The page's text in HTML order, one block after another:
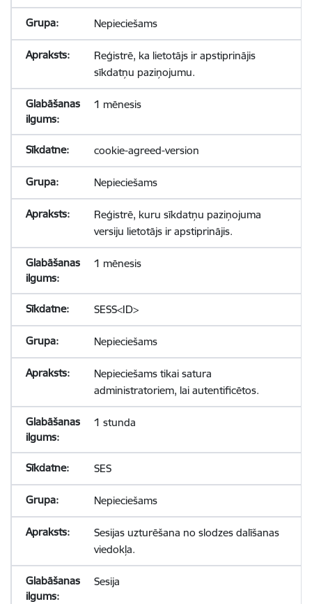
Nepieciešams
Reģistrē, ka lietotājs ir apstiprinājis
sīkdatņu paziņojumu.
1 mēnesis
cookie-agreed-version
Nepieciešams
Reģistrē, kuru sīkdatņu paziņojuma
versiju lietotājs ir apstiprinājis.
1 mēnesis
SESS<ID>
Nepieciešams
Nepieciešams tikai satura
administratoriem, lai autentificētos.
1 stunda
SES
Nepieciešams
Sesijas uzturēšana no slodzes dalīšanas
viedokļa.
Sesija